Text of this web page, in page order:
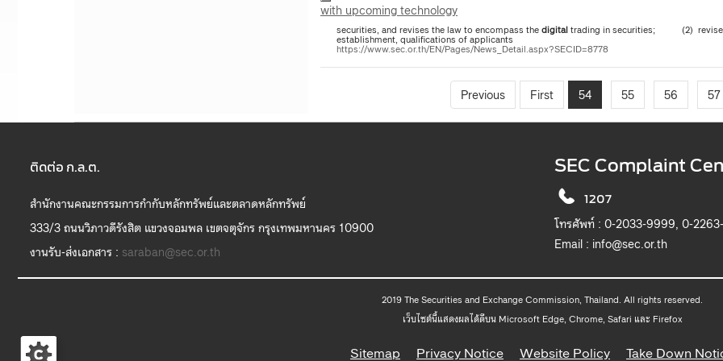
with upcoming technology
securities, and revises the law to encompass thedigitaltrading in securities; (2) revises
establishment, qualifications of applicants
https://www.sec.or.th/EN/Pages/News_Detail.aspx?SECID=8778
Previous First 54 55 56 57
ติดต่อ ก.ล.ต.
สำนักงานคณะกรรมการกำกับหลักทรัพย์และตลาดหลักทรัพย์
333/3 ถนนวิภาวดีรังสิต แขวงจอมพล เขตจตุจักร กรุงเทพมหานคร 10900
งานรับ-ส่งเอกสาร : saraban@sec.or.th
SEC Complaint
1207
โทรศัพท์ : 0-2033-9999, 0-
Email : info@sec.or.th
2019 The Securities and Exchange Commission, Thailand. All rights reserved.
เว็บไซต์นี้แสดงผลได้ดีบน Microsoft Edge, Chrome, Safari และ Firefox
Sitemap Privacy Notice Website Policy Take Down